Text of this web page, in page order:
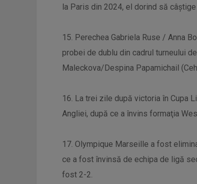
la Paris din 2024, el dorind să
15. Perechea Gabriela Ruse / Anna
probei de dublu din cadrul turneului
Maleckova/Despina Papamichail
16. La trei zile după victoria în Cupa
Angliei, după ce a învins formaţia
17. Olympique Marseille a fost
ce a fost învinsă de echipa de ligă
fost 2-2.